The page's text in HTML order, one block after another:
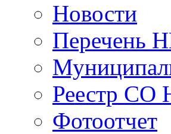
Новости
Перечень
Реестр СО
Фотоотчет